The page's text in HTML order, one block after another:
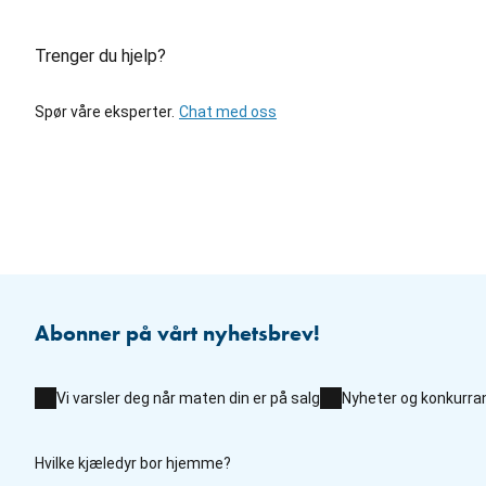
Trenger du hjelp?
Spør våre eksperter. Chat med oss
Abonner på vårt nyhetsbrev!
Vi varsler deg når maten din er på salg Nyheter og
Hvilke kjæledyr bor hjemme?